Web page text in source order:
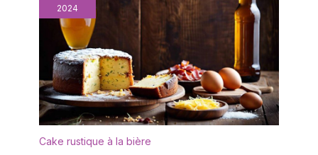
pouvez le nettoyer
directement avec une
serviette humide ou le
rincer à l'eau, il est facile
à nettoyer. Excellent
cadeau : le coffret
cadeau de couteau à
fromage peut être utilisé
pour servir, couper,
trancher, raser et étaler
2024
Cake rustique à la bière